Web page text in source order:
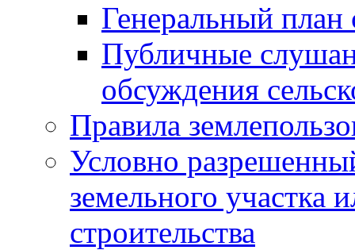
Генеральный план
Публичные
обсуждения
Правила
Условно
земельного участка
строительства